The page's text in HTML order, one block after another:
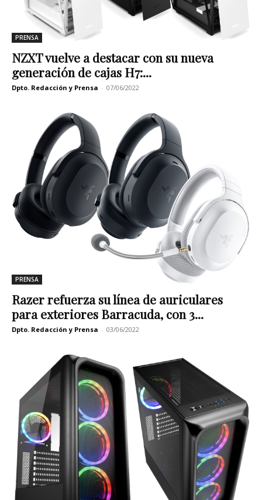
PRENSA
NZXT vuelve a destacar con su nueva
generación de cajas H7:...
Dpto. Redacción y Prensa - 07/06/2022
PRENSA
Razer refuerza su línea de auriculares
para exteriores Barracuda, con 3...
Dpto. Redacción y Prensa - 03/06/2022